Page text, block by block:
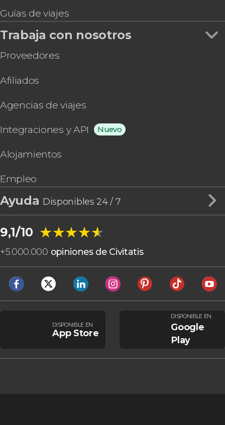
Guías de viajes
Trabaja con nosotros
Proveedores
Afiliados
Agencias de viajes
Integraciones y API Nuevo
Alojamientos
Empleo
Ayuda Disponibles 24 / 7
9,1/10 ★★★★★
★★★★★
+5.000.000 opiniones de Civitatis
DISPONIBLE EN
App Store
DISPONIBLE EN
Google
Play